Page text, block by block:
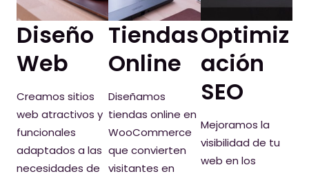
Diseño
Web
Creamos sitios
web atractivos y
funcionales
adaptados a las
necesidades de
Tiendas
Online
Diseñamos
tiendas online en
WooCommerce
que convierten
visitantes en
Optimiz
ación
SEO
Mejoramos la
visibilidad de tu
web en los